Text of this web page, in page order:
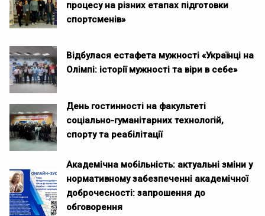
процесу на різних етапах підготовки
спортсменів»
Відбулася естафета мужності «Українці на
Олімпі: історії мужності та віри в себе»
День гостинності на факультеті
соціально-гуманітарних технологій,
спорту та реабілітації
Академічна мобільність: актуальні зміни у
нормативному забезпеченні академічної
доброчесності: запрошення до
обговорення